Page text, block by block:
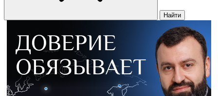
Найти